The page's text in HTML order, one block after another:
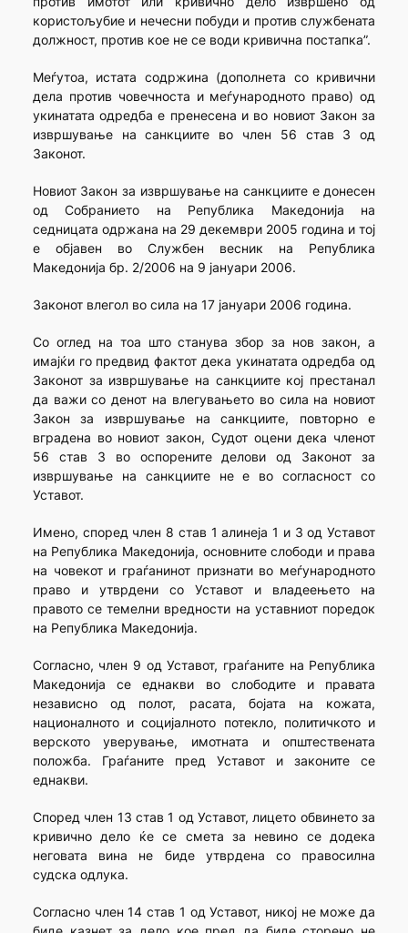
користољубие и нечесни побуди и против службената
должност, против кое не се води кривична постапка”.
Меѓутоа, истата содржина (дополнета со кривични
дела против човечноста и меѓународното право) од
укинатата одредба е пренесена и во новиот Закон за
извршување на санкциите во член 56 став 3 од
Законот.
Новиот Закон за извршување на санкциите е донесен
од Собранието на Република Македонија на
седницата одржана на 29 декември 2005 година и тој
е објавен во Службен весник на Република
Македонија бр. 2/2006 на 9 јануари 2006.
Законот влегол во сила на 17 јануари 2006 година.
Со оглед на тоа што станува збор за нов закон, а
имајќи го предвид фактот дека укинатата одредба од
Законот за извршување на санкциите кој престанал
да важи со денот на влегувањето во сила на новиот
Закон за извршување на санкциите, повторно е
вградена во новиот закон, Судот оцени дека членот
56 став 3 во оспорените делови од Законот за
извршување на санкциите не е во согласност со
Уставот.
Имено, според член 8 став 1 алинеја 1 и 3 од Уставот
на Република Македонија, основните слободи и права
на човекот и граѓанинот признати во меѓународното
право и утврдени со Уставот и владеењето на
правото се темелни вредности на уставниот поредок
на Република Македонија.
Согласно, член 9 од Уставот, граѓаните на Република
Македонија се еднакви во слободите и правата
независно од полот, расата, бојата на кожата,
националното и социјалното потекло, политичкото и
верското уверување, имотната и општествената
положба. Граѓаните пред Уставот и законите се
еднакви.
Според член 13 став 1 од Уставот, лицето обвинето за
кривично дело ќе се смета за невино се додека
неговата вина не биде утврдена со правосилна
судска одлука.
Согласно член 14 став 1 од Уставот, никој не може да